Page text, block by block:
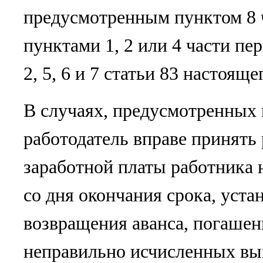
предусмотренным пунктом 8
пунктами 1, 2 или 4 части
2, 5, 6 и 7 статьи 83
В случаях, предусмотренных
работодатель вправе
заработной платы работника
со дня окончания срока,
возвращения аванса,
неправильно исчисленных